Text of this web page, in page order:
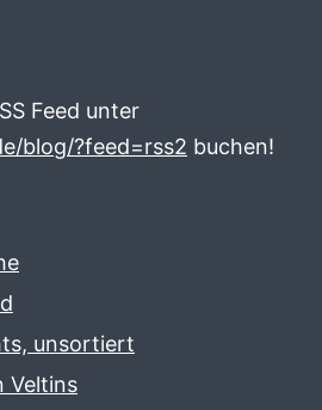
Feed unter
blog/?feed=rss2 buchen!
unsortiert
Veltins